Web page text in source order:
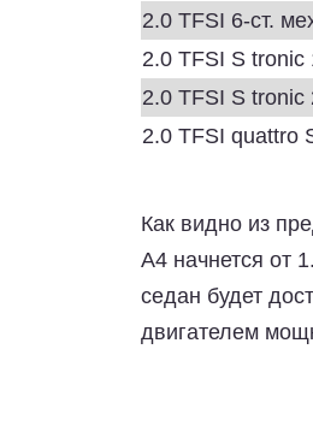
2.0 TFSI 6-ст.
2.0 TFSI S tronic
2.0 TFSI S tronic
2.0 TFSI quattro
Как видно из
A4 начнется от
седан будет
двигателем